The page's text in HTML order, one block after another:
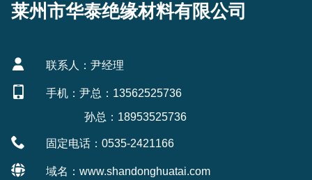
莱州市华泰绝缘材料有限公司
联系人：尹经理
手机：尹总：13562525736
孙总：18953525736
固定电话：0535-2421166
域名：www.shandonghuatai.com